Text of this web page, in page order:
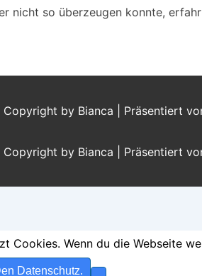
nicht so überzeugen konnte,
Copyright by Bianca | Präsentiert
Copyright by Bianca | Präsentiert
Cookies. Wenn du die Webseite
Datenschutz.